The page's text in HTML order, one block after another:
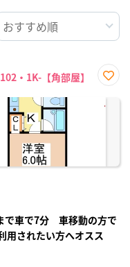
・1K-【角部屋】
に入
り登
で車で7分 車移動の方で
されたい方へオスス